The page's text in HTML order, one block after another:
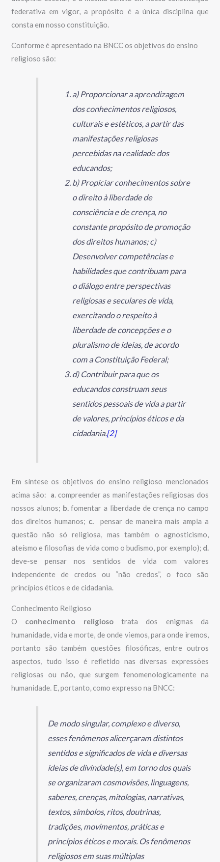
federativa em vigor, a propósito é a única disciplina que
consta em nosso constituição.
Conforme é apresentado na BNCC os objetivos do ensino
religioso são:
a) Proporcionar a aprendizagem
dos conhecimentos religiosos,
culturais e estéticos, a partir das
manifestações religiosas
percebidas na realidade dos
educandos;
b) Propiciar conhecimentos sobre
o direito à liberdade de
consciência e de crença, no
constante propósito de promoção
dos direitos humanos; c)
Desenvolver competências e
habilidades que contribuam para
o diálogo entre perspectivas
religiosas e seculares de vida,
exercitando o respeito à
liberdade de concepções e o
pluralismo de ideias, de acordo
com a Constituição Federal;
d) Contribuir para que os
educandos construam seus
sentidos pessoais de vida a partir
de valores, princípios éticos e da
cidadania.[2]
Em síntese os objetivos do ensino religioso mencionados
acima são: a. compreender as manifestações religiosas dos
nossos alunos; b.fomentar a liberdade de crença no campo
dos direitos humanos; c. pensar de maneira mais ampla a
questão não só religiosa, mas também o agnosticismo,
ateísmo e filosofias de vida como o budismo, por exemplo); d.
deve-se pensar nos sentidos de vida com valores
independente de credos ou “não credos”, o foco são
princípios éticos e de cidadania.
Conhecimento Religioso
O conhecimento religiosotrata dos enigmas da
humanidade, vida e morte, de onde viemos, para onde iremos,
portanto são também questões filosóficas, entre outros
aspectos, tudo isso é refletido nas diversas expressões
religiosas ou não, que surgem fenomenologicamente na
humanidade. E, portanto, como expresso na BNCC:
De modo singular, complexo e diverso,
esses fenômenos alicerçaram distintos
sentidos e significados de vida e diversas
ideias de divindade(s), em torno dos quais
se organizaram cosmovisões, linguagens,
saberes, crenças, mitologias, narrativas,
textos, símbolos, ritos, doutrinas,
tradições, movimentos, práticas e
princípios éticos e morais. Os fenômenos
religiosos em suas múltiplas